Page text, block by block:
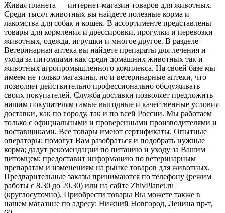
Живая планета — интернет-магазин товаров для животных.
Среди тысяч животных вы найдете полезные корма и
лакомства для собак и кошек. В ассортименте представлены
товары для кормления и дрессировки, прогулки и перевозки
животных, одежда, игрушки и многое другое. В разделе
Ветеринарная аптека вы найдете препараты для лечения и
ухода за питомцами как среди домашних животных так и
животных агропромышленного комплекса. На своей базе мы
имеем не только магазины, но и ветеринарные аптеки, что
позволяет действительно профессионально обслуживать
своих покупателей. Служба доставки позволяет предложить
нашим покупателям самые выгодные и качественные условия
доставки, как по городу, так и по всей России. Мы работаем
только с официальными и проверенными производителями и
поставщиками. Все товары имеют сертификаты. Опытные
операторы: помогут Вам разобраться и подобрать нужные
корма; дадут рекомендации по питанию и уходу за Вашим
питомцем; предоставит информацию по ветеринарным
препаратам и изменениям на рынке товаров для животных.
Предварительные заказы принимаются по телефону (режим
работы с 8.30 до 20.30) или на сайте ZhivPlanet.ru
(круглосуточно). Приобрести товары Вы можете также в
нашем магазине по адресу: Нижний Новгород, Ленина пр-т,